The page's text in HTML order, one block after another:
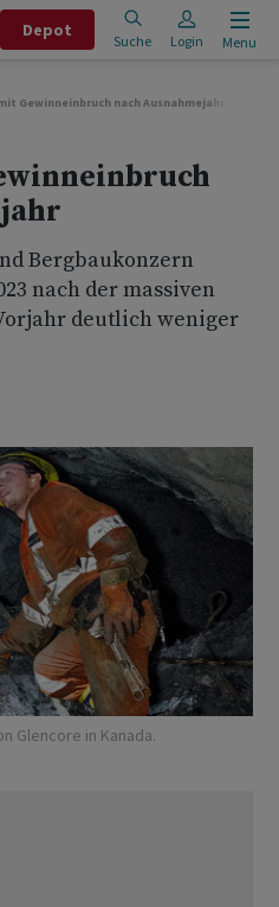
Depot
Suche Login Menu
Gewinneinbruch nach Ausnahmejahr
Bergbaukonzern
nach der massiven
deutlich weniger
Glencore in Kanada.